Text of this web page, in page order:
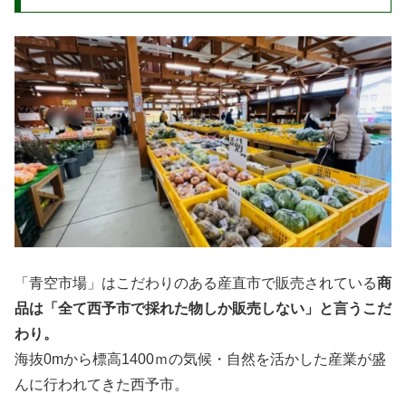
「青空市場」はこだわりのある産直市で販売されている商
品は「全て西予市で採れた物しか販売しない」と言うこだ
わり。
海抜0mから標高1400ｍの気候・自然を活かした産業が盛
んに行われてきた西予市。